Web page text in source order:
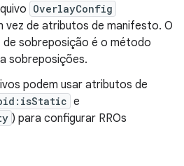
OverlayConfig
vez de atributos de manifesto. O
de sobreposição é o método
sobreposições.
podem usar atributos de
e
) para configurar RROs